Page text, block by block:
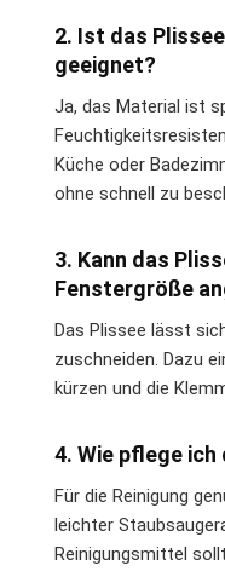
2. Ist das
geeignet?
Ja, das Material ist
Küche oder
ohne schnell zu
3. Kann das
Fenstergröße
Das Plissee lässt
zuschneiden. Dazu
kürzen und die
4. Wie pflege
Für die Reinigung
leichter
Reinigungsmittel